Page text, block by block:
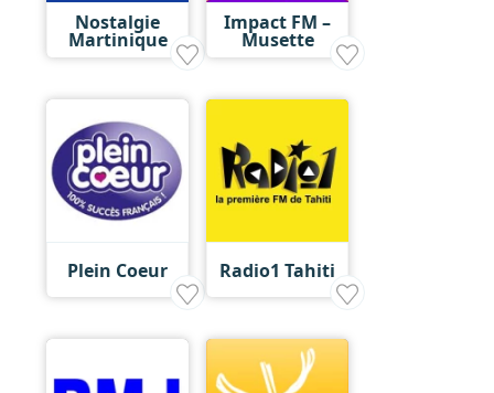
Nostalgie
Martinique
Impact FM –
Musette
Plein Coeur Radio1 Tahiti